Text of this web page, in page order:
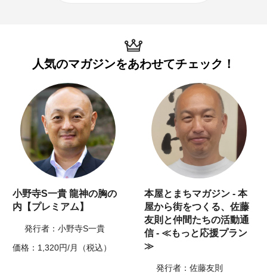
人気のマガジンをあわせてチェック！
小野寺S一貴 龍神の胸の
内【プレミアム】
発行者：小野寺S一貴
価格：1,320円/月（税込）
本屋とまちマガジン - 本
屋から街をつくる、佐藤
友則と仲間たちの活動通
信 - ≪もっと応援プラン
≫
発行者：佐藤友則